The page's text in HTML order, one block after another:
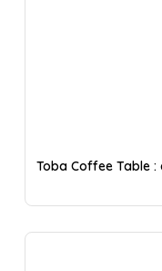
Toba Coffee Table